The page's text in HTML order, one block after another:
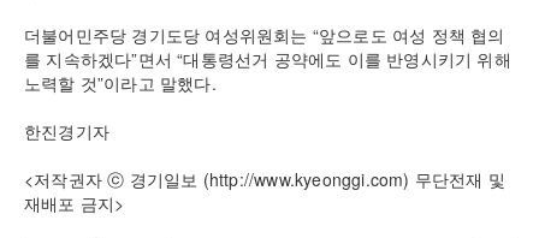
더불어민주당 경기도당 여성위원회는 “앞으로도 여성 정책 협의
를 지속하겠다”면서 “대통령선거 공약에도 이를 반영시키기 위해
노력할 것”이라고 말했다.
한진경기자
<저작권자 ⓒ 경기일보 (http://www.kyeonggi.com) 무단전재 및
재배포 금지>